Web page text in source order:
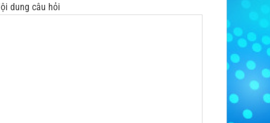
dung câu hỏi